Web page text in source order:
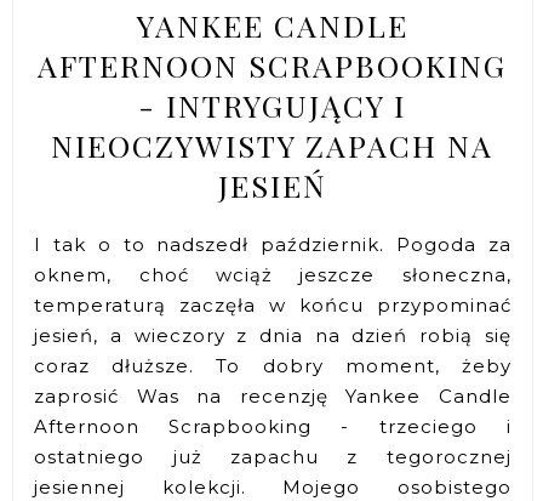
YANKEE CANDLE
AFTERNOON SCRAPBOOKING
- INTRYGUJĄCY I
NIEOCZYWISTY ZAPACH NA
JESIEŃ
I tak o to nadszedł październik. Pogoda za
oknem, choć wciąż jeszcze słoneczna,
temperaturą zaczęła w końcu przypominać
jesień, a wieczory z dnia na dzień robią się
coraz dłuższe. To dobry moment, żeby
zaprosić Was na recenzję Yankee Candle
Afternoon Scrapbooking - trzeciego i
ostatniego już zapachu z tegorocznej
jesiennej kolekcji. Mojego osobistego